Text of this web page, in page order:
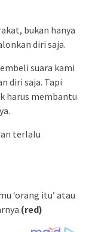
bukan hanya
diri saja.
suara kami
diri saja. Tapi
harus membantu
terlalu
‘orang itu’ atau
(red)